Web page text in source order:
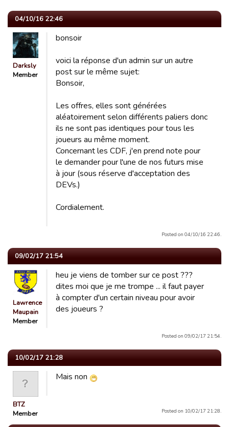
04/10/16 22:46
Darksly
Member
bonsoir
voici la réponse d'un admin sur un autre
post sur le même sujet:
Bonsoir,
Les offres, elles sont générées
aléatoirement selon différents paliers donc
ils ne sont pas identiques pour tous les
joueurs au même moment.
Concernant les CDF, j'en prend note pour
le demander pour l'une de nos futurs mise
à jour (sous réserve d'acceptation des
DEVs.)
Cordialement.
Posted on 04/10/16 22:46.
09/02/17 21:54
Lawrence
Maupain
Member
heu je viens de tomber sur ce post ???
dites moi que je me trompe ... il faut payer
à compter d'un certain niveau pour avoir
des joueurs ?
Posted on 09/02/17 21:54.
10/02/17 21:28
BTZ
Member
Mais non
Posted on 10/02/17 21:28.